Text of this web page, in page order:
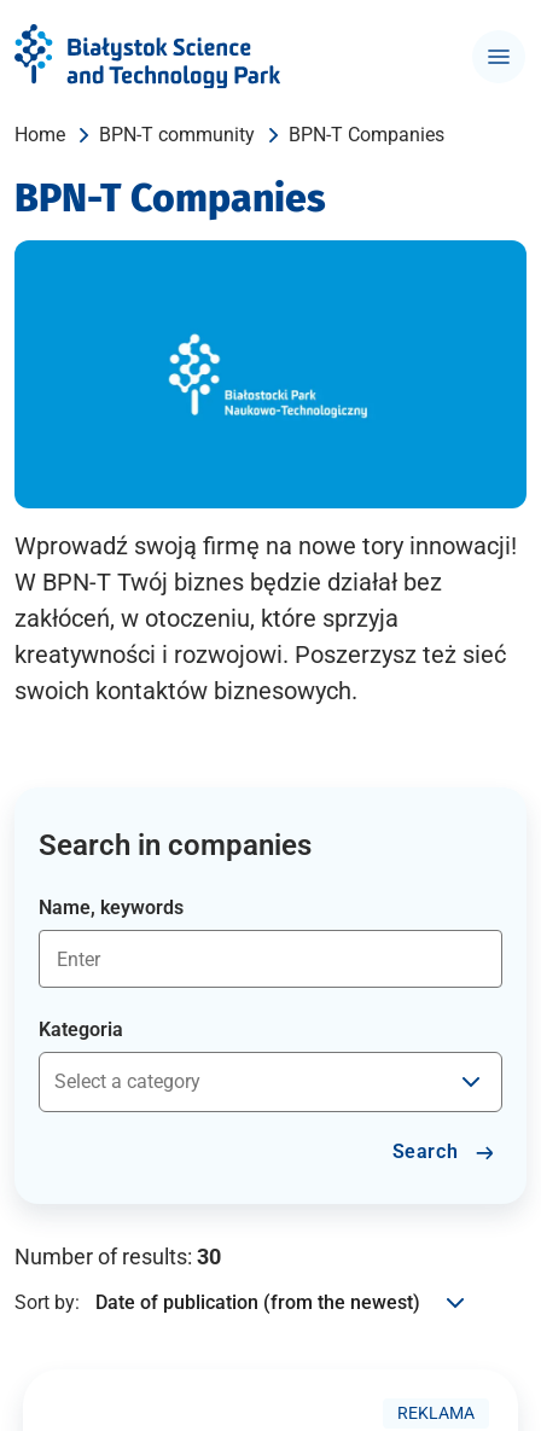
Home BPN-T community BPN-T Companies
BPN-T Companies
Wprowadź swoją firmę na nowe tory innowacji!
W BPN-T Twój biznes będzie działał bez
zakłóceń, w otoczeniu, które sprzyja
kreatywności i rozwojowi. Poszerzysz też sieć
swoich kontaktów biznesowych.
Search in companies
Name, keywords
Kategoria
Search
Number of results: 30
Sort by:
REKLAMA